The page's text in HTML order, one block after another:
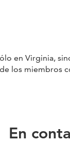
en Virginia,
los miembros
En